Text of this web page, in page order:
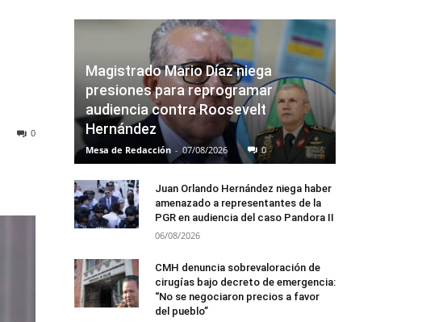
0
Magistrado Mario Díaz niega
presiones para reprogramar
audiencia contra Roosevelt
Hernández
Mesa de Redacción - 07/08/2026 0
Juan Orlando Hernández niega haber
amenazado a representantes de la
PGR en audiencia del caso Pandora II
06/08/2026
CMH denuncia sobrevaloración de
cirugías bajo decreto de emergencia:
“No se negociaron precios a favor
del pueblo”